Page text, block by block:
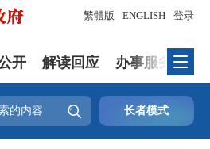
登录
繁體版 ENGLISH
开 解读回应 办事服务
 长者模式